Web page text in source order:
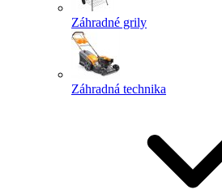
Záhradné grily
Záhradná technika